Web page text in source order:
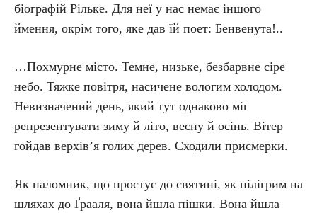
біографій Рільке. Для неї у нас немає іншого
ймення, окрім того, яке дав їй поет: Бенвенута!..
…Похмурне місто. Темне, низьке, безбарвне сіре
небо. Тяжке повітря, насичене вологим холодом.
Невизначений день, який тут однаково міг
репрезентувати зиму й літо, весну й осінь. Вітер
гойдав верхів’я голих дерев. Сходили присмерки.
Як паломник, що простує до святині, як пілігрим на
шляхах до Ґрааля, вона йшла пішки. Вона йшла